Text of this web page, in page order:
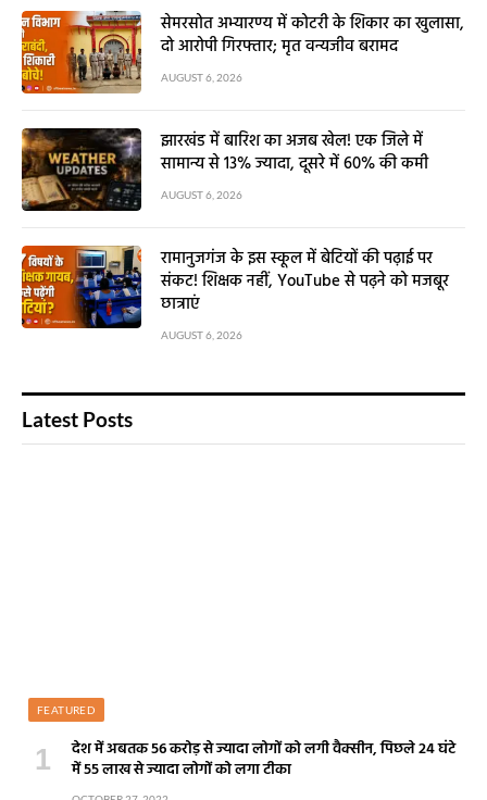
सेमरसोत अभ्यारण्य में कोटरी के शिकार का खुलासा,
दो आरोपी गिरफ्तार; मृत वन्यजीव बरामद
AUGUST 6, 2026
झारखंड में बारिश का अजब खेल! एक जिले में
सामान्य से 13% ज्यादा, दूसरे में 60% की कमी
AUGUST 6, 2026
रामानुजगंज के इस स्कूल में बेटियों की पढ़ाई पर
संकट! शिक्षक नहीं, YouTube से पढ़ने को मजबूर
छात्राएं
AUGUST 6, 2026
Latest Posts
FEATURED
देश में अबतक 56 करोड़ से ज्यादा लोगों को लगी वैक्सीन, पिछले 24 घंटे
में 55 लाख से ज्यादा लोगों को लगा टीका